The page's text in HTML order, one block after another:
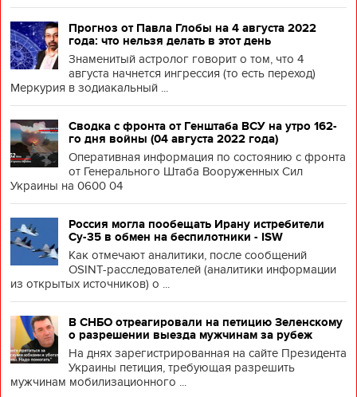
Прогноз от Павла Глобы на 4 августа 2022
года: что нельзя делать в этот день
Знаменитый астролог говорит о том, что 4
августа начнется ингрессия (то есть переход)
Меркурия в зодиакальный ...
Сводка с фронта от Генштаба ВСУ на утро 162-
го дня войны (04 августа 2022 года)
Оперативная информация по состоянию с фронта
от Генерального Штаба Вооруженных Сил
Украины на 0600 04
Россия могла пообещать Ирану истребители
Су-35 в обмен на беспилотники - ISW
Как отмечают аналитики, после сообщений
OSINT-расследователей (аналитики информации
из открытых источников) о ...
В СНБО отреагировали на петицию Зеленскому
о разрешении выезда мужчинам за рубеж
На днях зарегистрированная на сайте Президента
Украины петиция, требующая разрешить
мужчинам мобилизационного ...